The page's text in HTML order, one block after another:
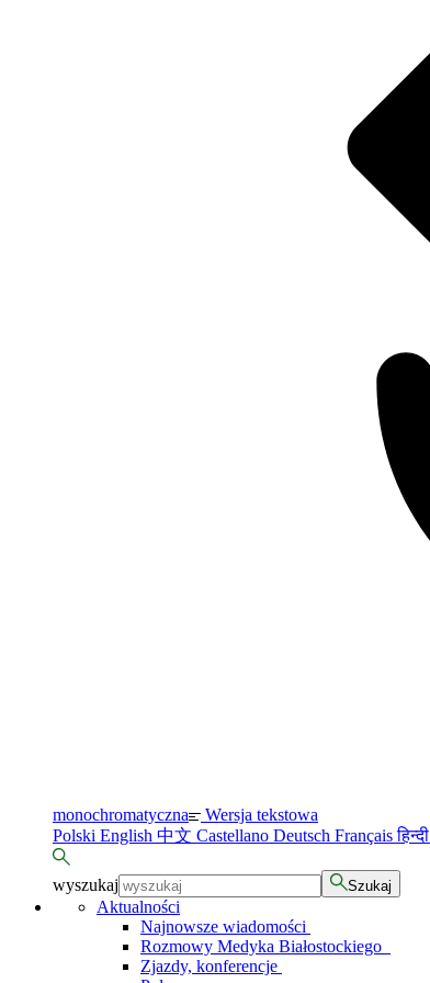
monochromatyczna Wersja tekstowa
Polski English 中文 Castellano Deutsch Françaisहिन्दी
wyszukaj Szukaj
Aktualności
Najnowsze wiadomości
Rozmowy Medyka Białostockiego
Zjazdy, konferencje